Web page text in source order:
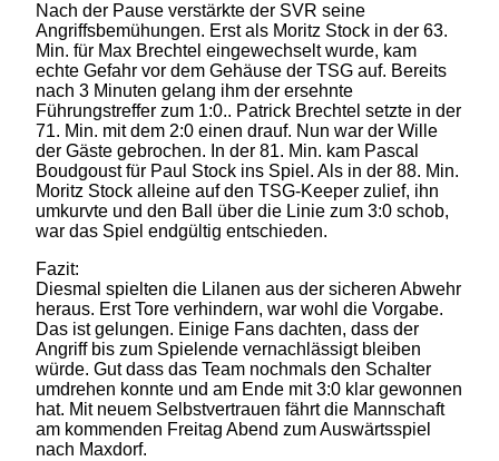
Nach der Pause verstärkte der SVR seine
Angriffsbemühungen. Erst als Moritz Stock in der 63.
Min. für Max Brechtel eingewechselt wurde, kam
echte Gefahr vor dem Gehäuse der TSG auf. Bereits
nach 3 Minuten gelang ihm der ersehnte
Führungstreffer zum 1:0.. Patrick Brechtel setzte in der
71. Min. mit dem 2:0 einen drauf. Nun war der Wille
der Gäste gebrochen. In der 81. Min. kam Pascal
Boudgoust für Paul Stock ins Spiel. Als in der 88. Min.
Moritz Stock alleine auf den TSG-Keeper zulief, ihn
umkurvte und den Ball über die Linie zum 3:0 schob,
war das Spiel endgültig entschieden.
Fazit:
Diesmal spielten die Lilanen aus der sicheren Abwehr
heraus. Erst Tore verhindern, war wohl die Vorgabe.
Das ist gelungen. Einige Fans dachten, dass der
Angriff bis zum Spielende vernachlässigt bleiben
würde. Gut dass das Team nochmals den Schalter
umdrehen konnte und am Ende mit 3:0 klar gewonnen
hat. Mit neuem Selbstvertrauen fährt die Mannschaft
am kommenden Freitag Abend zum Auswärtsspiel
nach Maxdorf.